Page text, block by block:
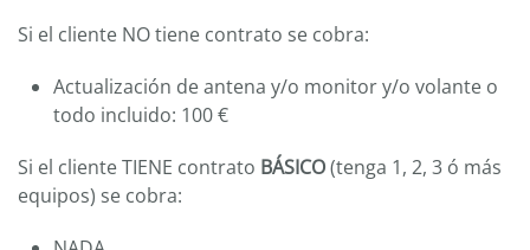
Si el cliente NO tiene contrato se cobra:
Actualización de antena y/o monitor y/o volante o
todo incluido: 100 €
Si el cliente TIENE contrato BÁSICO(tenga 1, 2, 3 ó más
equipos) se cobra: